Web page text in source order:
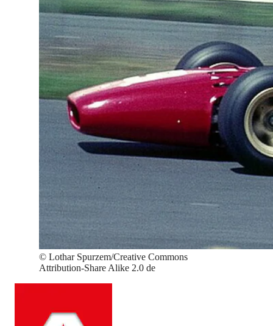
© Lothar Spurzem/Creative Commons
Attribution-Share Alike 2.0 de